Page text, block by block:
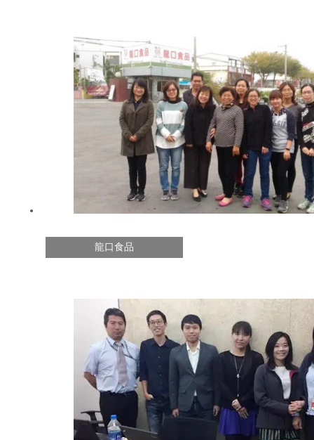
龍口食品